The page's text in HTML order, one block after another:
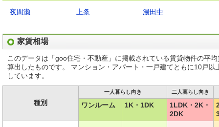
夜間瀬 上条 湯田中
家賃相場
このデータは「goo住宅・不動産」に掲載されている賃貸物件の平
算出したものです。 マンション・アパート・一戸建てともに10戸
しています。
種別
一人暮らし向き 二人暮らし向き
ワンルーム 1K・1DK
1LDK・2K・
2DK